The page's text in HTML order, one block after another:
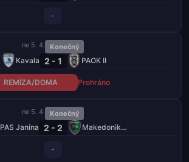
-
ne 5. 4. Konečný
Kavala 2 - 1 PAOK II
REMÍZA/DOMA Prohráno
ne 5. 4. Konečný
PAS Janina 2 - 2 Makedonikos Neapolis
-